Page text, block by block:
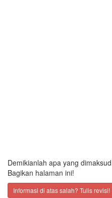
Demikianlah apa yang
Bagikan halaman ini!
Informasi di atas salah? Tulis revisi!